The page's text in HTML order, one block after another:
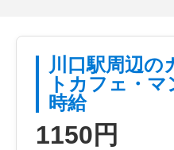
川口駅周辺の
トカフェ・
時給
1150円